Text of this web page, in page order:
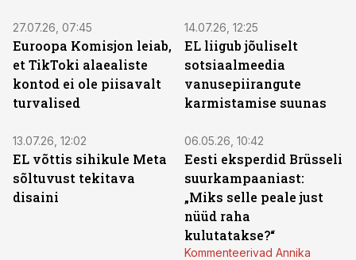
27.07.26, 07:45
Euroopa Komisjon leiab,
et TikToki alaealiste
kontod ei ole piisavalt
turvalised
14.07.26, 12:25
EL liigub jõuliselt
sotsiaalmeedia
vanusepiirangute
karmistamise suunas
13.07.26, 12:02
EL võttis sihikule Meta
sõltuvust tekitava
disaini
06.05.26, 10:42
Eesti eksperdid Brüsseli
suurkampaaniast:
„Miks selle peale just
nüüd raha
kulutatakse?“
Kommenteerivad Annika